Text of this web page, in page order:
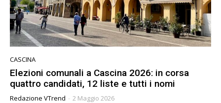
CASCINA
Elezioni comunali a Cascina 2026: in corsa
quattro candidati, 12 liste e tutti i nomi
Redazione VTrend - 2 Maggio 2026